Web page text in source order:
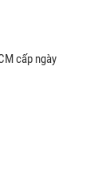
cấp ngày